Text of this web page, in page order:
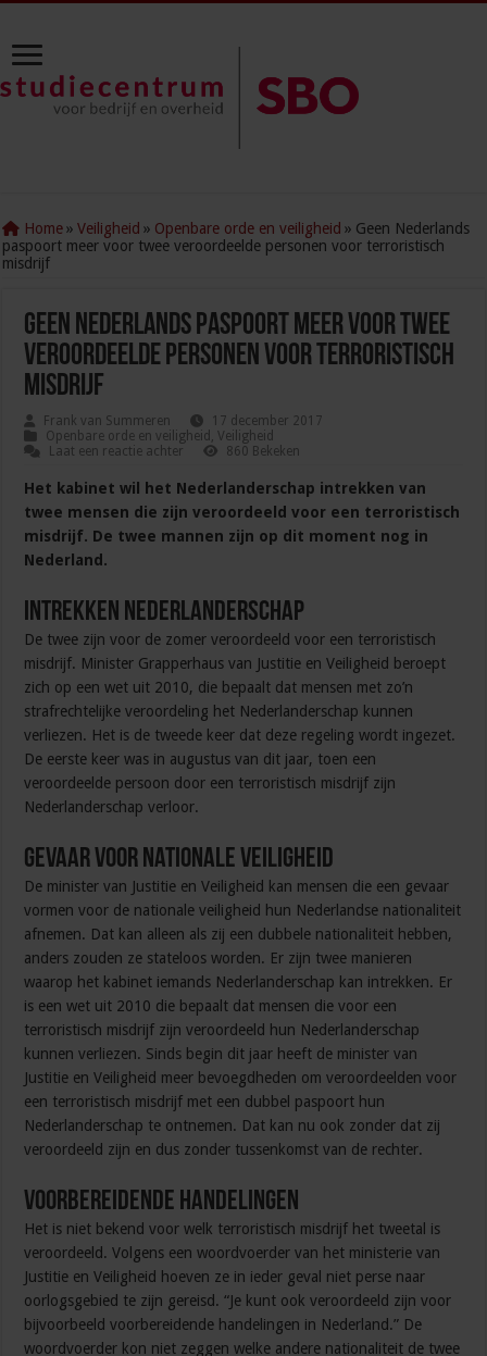
Home » Veiligheid » Openbare orde en veiligheid » Geen Nederlands
paspoort meer voor twee veroordeelde personen voor terroristisch
misdrijf
Geen Nederlands paspoort meer voor twee
veroordeelde personen voor terroristisch
misdrijf
Frank van Summeren
17 december 2017
Openbare orde en veiligheid ,Veiligheid
Laat een reactie achter
860 Bekeken
Het kabinet wil het Nederlanderschap intrekken van
twee mensen die zijn veroordeeld voor een terroristisch
misdrijf. De twee mannen zijn op dit moment nog in
Nederland.
Intrekken Nederlanderschap
De twee zijn voor de zomer veroordeeld voor een terroristisch
misdrijf. Minister Grapperhaus van Justitie en Veiligheid beroept
zich op een wet uit 2010, die bepaalt dat mensen met zo’n
strafrechtelijke veroordeling het Nederlanderschap kunnen
verliezen. Het is de tweede keer dat deze regeling wordt ingezet.
De eerste keer was in augustus van dit jaar, toen een
veroordeelde persoon door een terroristisch misdrijf zijn
Nederlanderschap verloor.
Gevaar voor nationale veiligheid
De minister van Justitie en Veiligheid kan mensen die een gevaar
vormen voor de nationale veiligheid hun Nederlandse nationaliteit
afnemen. Dat kan alleen als zij een dubbele nationaliteit hebben,
anders zouden ze stateloos worden. Er zijn twee manieren
waarop het kabinet iemands Nederlanderschap kan intrekken. Er
is een wet uit 2010 die bepaalt dat mensen die voor een
terroristisch misdrijf zijn veroordeeld hun Nederlanderschap
kunnen verliezen. Sinds begin dit jaar heeft de minister van
Justitie en Veiligheid meer bevoegdheden om veroordeelden voor
een terroristisch misdrijf met een dubbel paspoort hun
Nederlanderschap te ontnemen. Dat kan nu ook zonder dat zij
veroordeeld zijn en dus zonder tussenkomst van de rechter.
Voorbereidende handelingen
Het is niet bekend voor welk terroristisch misdrijf het tweetal is
veroordeeld. Volgens een woordvoerder van het ministerie van
Justitie en Veiligheid hoeven ze in ieder geval niet perse naar
oorlogsgebied te zijn gereisd. “Je kunt ook veroordeeld zijn voor
bijvoorbeeld voorbereidende handelingen in Nederland.” De
woordvoerder kon niet zeggen welke andere nationaliteit de twee